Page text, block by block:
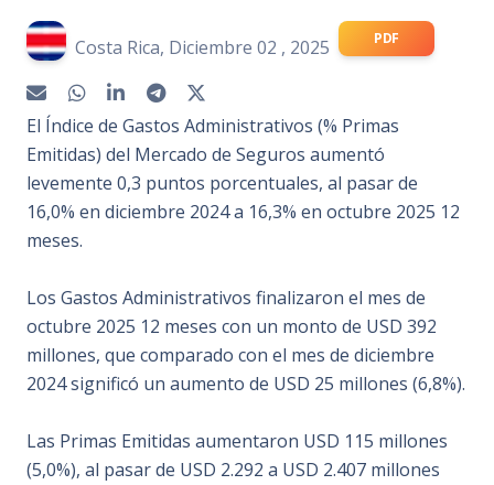
Costa Rica, Diciembre 02 , 2025 PDF
El Índice de Gastos Administrativos (% Primas
Emitidas) del Mercado de Seguros aumentó
levemente 0,3 puntos porcentuales, al pasar de
16,0% en diciembre 2024 a 16,3% en octubre 2025 12
meses.
Los Gastos Administrativos finalizaron el mes de
octubre 2025 12 meses con un monto de USD 392
millones, que comparado con el mes de diciembre
2024 significó un aumento de USD 25 millones (6,8%).
Las Primas Emitidas aumentaron USD 115 millones
(5,0%), al pasar de USD 2.292 a USD 2.407 millones